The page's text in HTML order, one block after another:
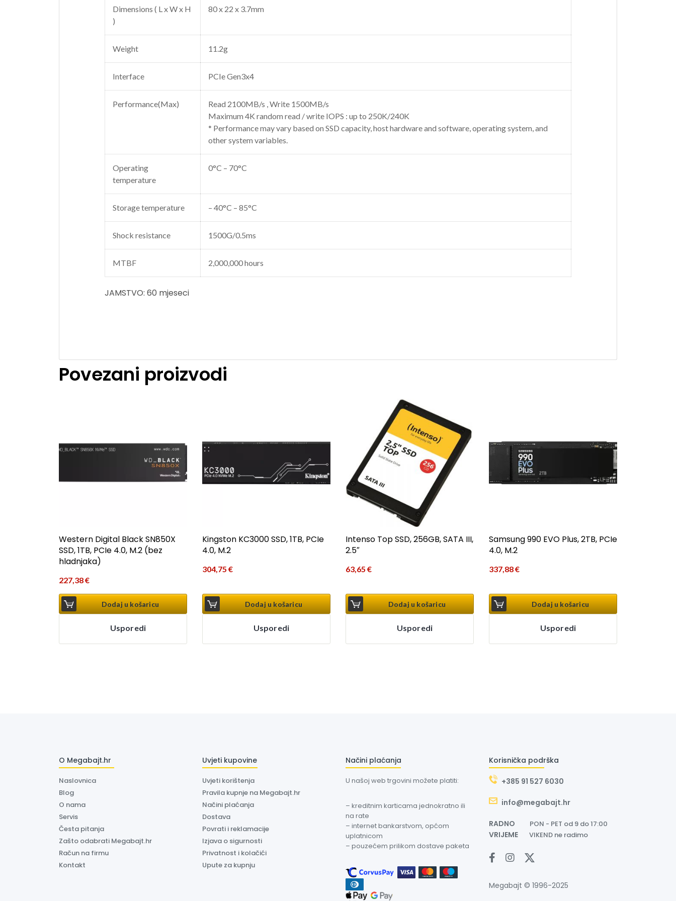
Dimensions ( L x W x H
)
80 x 22 x 3.7mm
Weight 11.2g
Interface PCIe Gen3x4
Performance(Max)
Read 2100MB/s , Write 1500MB/s
Maximum 4K random read / write IOPS : up to 250K/240K
* Performance may vary based on SSD capacity, host hardware and software, operating system, and
other system variables.
Operating
temperature
0°C – 70°C
Storage temperature – 40°C – 85°C
Shock resistance 1500G/0.5ms
MTBF 2,000,000 hours
JAMSTVO: 60 mjeseci
Povezani proizvodi
Western Digital Black SN850X
SSD, 1TB, PCIe 4.0, M.2 (bez
hladnjaka)
227,38€
Dodaj u košaricu
Usporedi
Kingston KC3000 SSD, 1TB, PCIe
4.0, M.2
304,75 €
Dodaj u košaricu
Usporedi
Intenso Top SSD, 256GB, SATA III,
2.5″
63,65 €
Dodaj u košaricu
Usporedi
Samsung 990 EVO Plus, 2TB, PCIe
4.0, M.2
337,88€
Dodaj u košaricu
Usporedi
O Megabajt.hr
Naslovnica
Blog
O nama
Servis
Česta pitanja
Zašto odabrati Megabajt.hr
Račun na firmu
Kontakt
Uvjeti kupovine
Uvjeti korištenja
Pravila kupnje na Megabajt.hr
Načini plaćanja
Dostava
Povrati i reklamacije
Izjava o sigurnosti
Privatnost i kolačići
Upute za kupnju
Načini plaćanja
U našoj web trgovini možete platiti:
– kreditnim karticama jednokratno ili
na rate
– internet bankarstvom, općom
uplatnicom
– pouzećem prilikom dostave paketa
Korisnička podrška
+385 91 527 6030
info@megabajt.hr
RADNO PON - PET od 9 do 17:00
VRIJEME VIKEND ne radimo
Megabajt © 1996-2025